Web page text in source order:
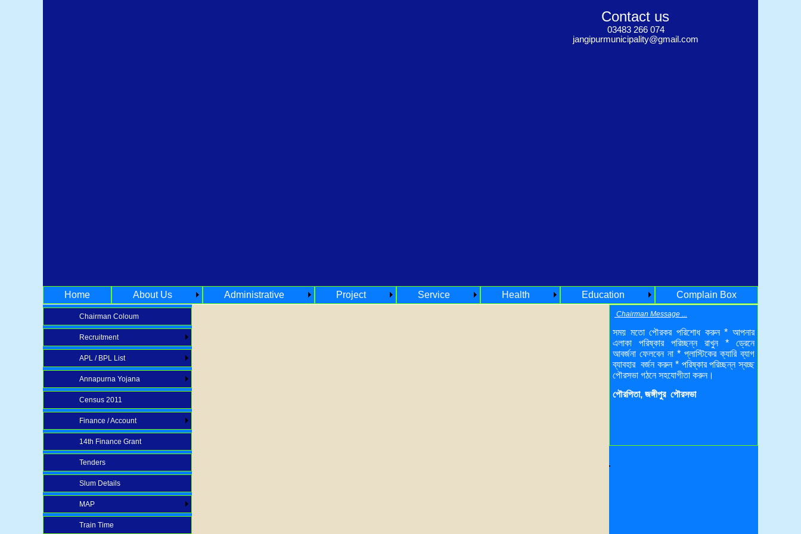
Contact us
03483 266 074
jangipurmunicipality@gmail.com
Home About Us Administrative Project Service Health Education Complain Box
Chairman Message ...
সময় মতো পৌরকর পরিশোধ করুন * আপনার
এলাকা পরিষ্কার পরিচ্ছন্ন রাখুন * ড্রেনে
আবর্জনা ফেলবেন না * প্লাস্টিকের ক্যারি ব্যাগ
ব্যাবহার বর্জন করুন * পরিষ্কার পরিচ্ছন্ন স্বচ্ছ
পৌরসভা গঠনে সহযোগীতা করুন।
পৌরপিতা, জঙ্গীপুর পৌরসভা
Chairman Coloum
Recruitment
APL / BPL List
Annapurna Yojana
Census 2011
Finance / Account
14th Finance Grant
Tenders
Slum Details
MAP
Train Time